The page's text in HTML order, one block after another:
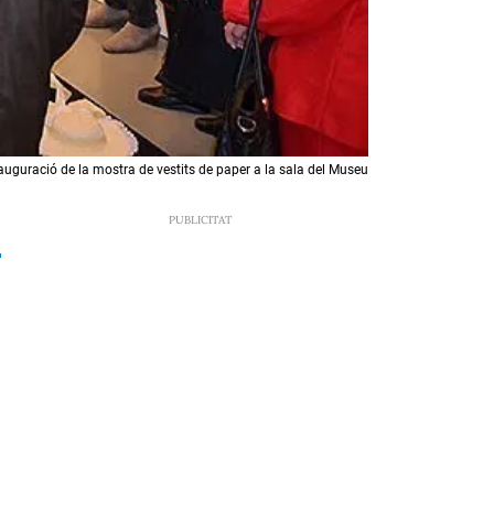
de la mostra de vestits de paper a la sala del Museu